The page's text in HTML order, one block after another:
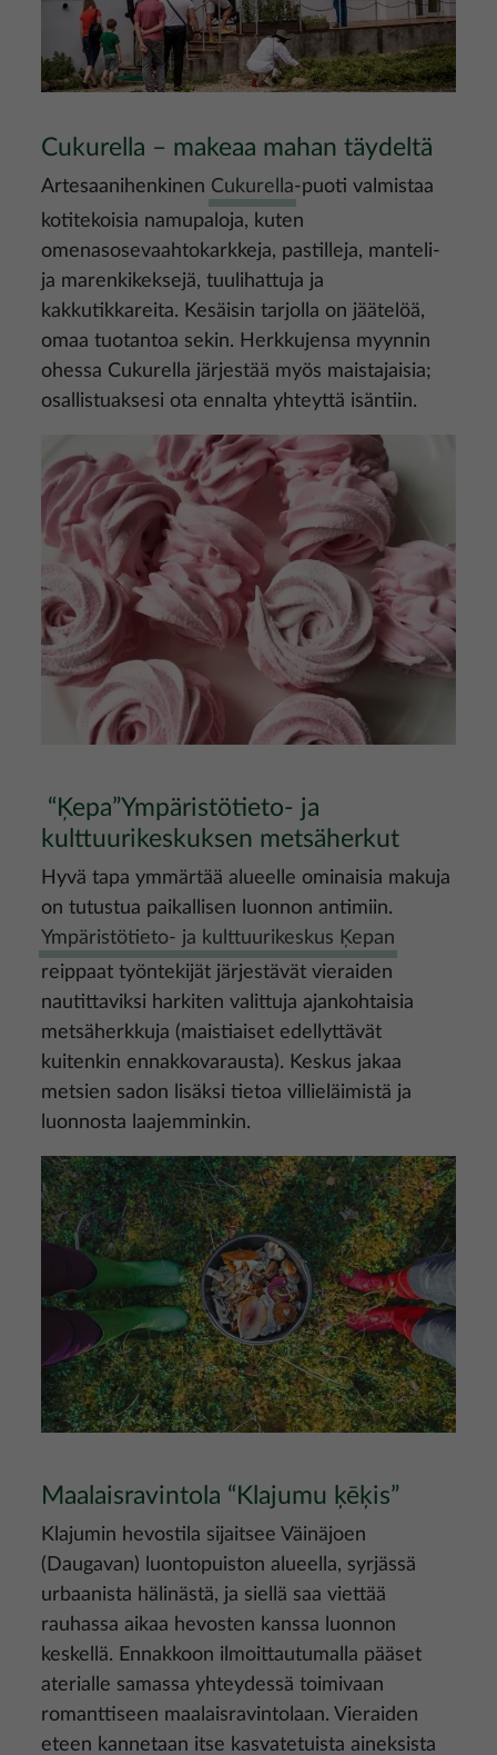
Cukurella – makeaa mahan täydeltä
Artesaanihenkinen Cukurella-puoti valmistaa
kotitekoisia namupaloja, kuten
omenasosevaahtokarkkeja, pastilleja, manteli-
ja marenkikeksejä, tuulihattuja ja
kakkutikkareita. Kesäisin tarjolla on jäätelöä,
omaa tuotantoa sekin. Herkkujensa myynnin
ohessa Cukurella järjestää myös maistajaisia;
osallistuaksesi ota ennalta yhteyttä isäntiin.
“Ķepa”Ympäristötieto- ja
kulttuurikeskuksen metsäherkut
Hyvä tapa ymmärtää alueelle ominaisia makuja
on tutustua paikallisen luonnon antimiin.
Ympäristötieto- ja kulttuurikeskus Ķepan
reippaat työntekijät järjestävät vieraiden
nautittaviksi harkiten valittuja ajankohtaisia
metsäherkkuja (maistiaiset edellyttävät
kuitenkin ennakkovarausta). Keskus jakaa
metsien sadon lisäksi tietoa villieläimistä ja
luonnosta laajemminkin.
Kuva
Maalaisravintola “Klajumu ķēķis”
Klajumin hevostila sijaitsee Väinäjoen
(Daugavan) luontopuiston alueella, syrjässä
urbaanista hälinästä, ja siellä saa viettää
rauhassa aikaa hevosten kanssa luonnon
keskellä. Ennakkoon ilmoittautumalla pääset
aterialle samassa yhteydessä toimivaan
romanttiseen maalaisravintolaan. Vieraiden
eteen kannetaan itse kasvatetuista aineksista